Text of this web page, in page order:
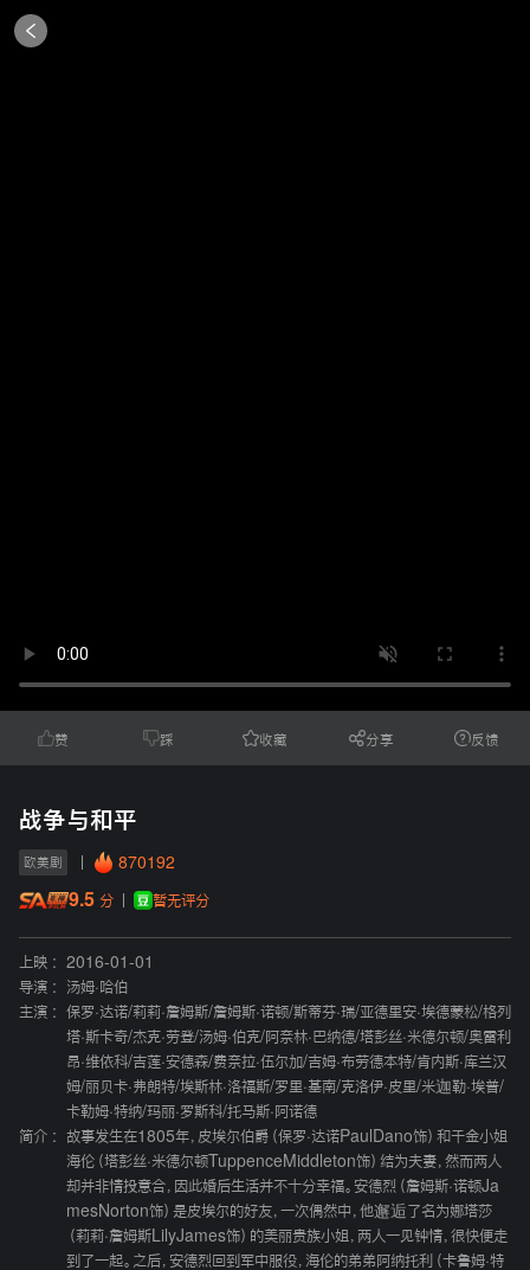
赞 踩 收藏 分享 反馈
战争与和平
欧美剧 870192
9.5 分 暂无评分
上映 :
2016-01-01
导演 :
汤姆·哈伯
主演 :
保罗·达诺/莉莉·詹姆斯/詹姆斯·诺顿/斯蒂芬·瑞/亚德里安·埃德蒙松/格列
塔·斯卡奇/杰克·劳登/汤姆·伯克/阿奈林·巴纳德/塔彭丝·米德尔顿/奥雷利
昂·维依科/吉莲·安德森/费奈拉·伍尔加/吉姆·布劳德本特/肯内斯·库兰汉
姆/丽贝卡·弗朗特/埃斯林·洛福斯/罗里·基南/克洛伊·皮里/米迦勒·埃普/
卡勒姆·特纳/玛丽·罗斯科/托马斯·阿诺德
简介 :
故事发生在1805年，皮埃尔伯爵（保罗·达诺PaulDano饰）和千金小姐
海伦（塔彭丝·米德尔顿TuppenceMiddleton饰）结为夫妻，然而两人
却并非情投意合，因此婚后生活并不十分幸福。安德烈（詹姆斯·诺顿Ja
mesNorton饰）是皮埃尔的好友，一次偶然中，他邂逅了名为娜塔莎
（莉莉·詹姆斯LilyJames饰）的美丽贵族小姐，两人一见钟情，很快便走
到了一起。之后，安德烈回到军中服役，海伦的弟弟阿纳托利（卡鲁姆·特